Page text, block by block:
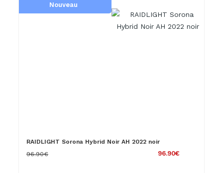
Nouveau
RAIDLIGHT Sorona Hybrid Noir AH 2022 noir
96.90€
96.90€